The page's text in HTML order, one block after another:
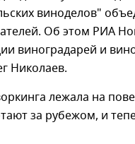
виноделов"
Об этом РИА
виноградарей и
Николаев.
лежала на
за рубежом, и